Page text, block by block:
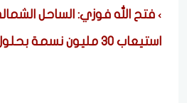
فتح الله فوزي: الساحل
استيعاب 30 مليون نسمة بحلول 2052